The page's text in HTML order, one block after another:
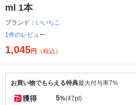
ml 1本
ブランド： いいちこ
1件のレビュー
1,045円 （税込）
お買い物でもらえる特典最大付与率7%
獲得 5%(47pt)